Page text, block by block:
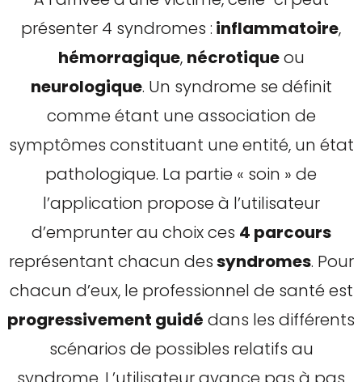
présenter 4 syndromes : inflammatoire,
hémorragique, nécrotiqueou
neurologique. Un syndrome se définit
comme étant une association de
symptômes constituant une entité, un état
pathologique. La partie « soin » de
l’application propose à l’utilisateur
d’emprunter au choix ces 4 parcours
représentant chacun dessyndromes. Pour
chacun d’eux, le professionnel de santé est
progressivement guidé dans les différents
scénarios de possibles relatifs au